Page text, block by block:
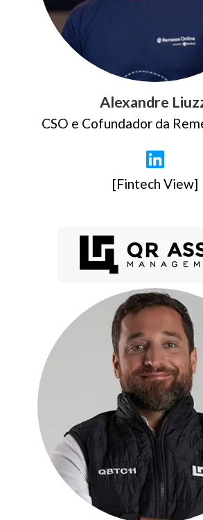
Alexandre
CSO e Cofundador da
[Fintech View]